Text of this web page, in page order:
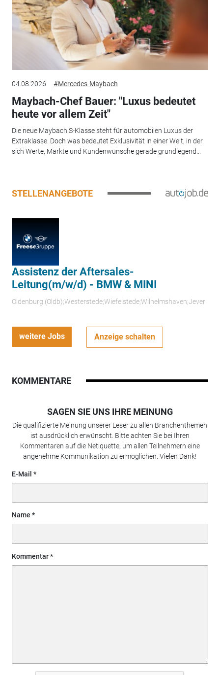
04.08.2026 #Mercedes-Maybach
Maybach-Chef Bauer: "Luxus bedeutet
heute vor allem Zeit"
Die neue Maybach S-Klasse steht für automobilen Luxus der
Extraklasse. Doch was bedeutet Exklusivität in einer Welt, in der
sich Werte, Märkte und Kundenwünsche gerade grundlegend...
STELLENANGEBOTE
Assistenz der Aftersales-
Leitung(m/w/d) - BMW & MINI
Oldenburg (Oldb);Westerstede;Wiefelstede;Wilhelmshaven;Jever
weitere Jobs Anzeige schalten
KOMMENTARE
SAGEN SIE UNS IHRE MEINUNG
Die qualifizierte Meinung unserer Leser zu allen Branchenthemen
ist ausdrücklich erwünscht. Bitte achten Sie bei Ihren
Kommentaren auf die Netiquette, um allen Teilnehmern eine
angenehme Kommunikation zu ermöglichen. Vielen Dank!
E-Mail
Name
Kommentar